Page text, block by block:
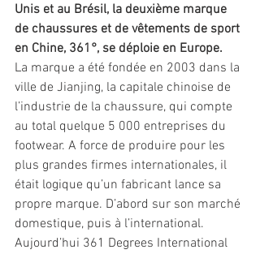
Unis et au Brésil, la deuxième marque
de chaussures et de vêtements de sport
en Chine, 361°, se déploie en Europe.
La marque a été fondée en 2003 dans la
ville de Jianjing, la capitale chinoise de
l’industrie de la chaussure, qui compte
au total quelque 5 000 entreprises du
footwear. A force de produire pour les
plus grandes firmes internationales, il
était logique qu’un fabricant lance sa
propre marque. D’abord sur son marché
domestique, puis à l’international.
Aujourd’hui 361 Degrees International